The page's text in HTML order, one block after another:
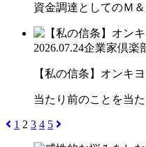
資金調達としてのＭ
2026.07.24企業家倶楽
【私の信条】オン
当たり前のことを当
1 2 3 4 5